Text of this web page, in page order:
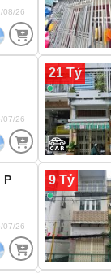
08/26
07/26
21 Tỷ
P
07/26
9 Tỷ